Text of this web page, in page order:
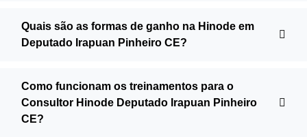
Quais são as formas de ganho na Hinode em
Deputado Irapuan Pinheiro CE?
Como funcionam os treinamentos para o
Consultor Hinode Deputado Irapuan Pinheiro
CE?